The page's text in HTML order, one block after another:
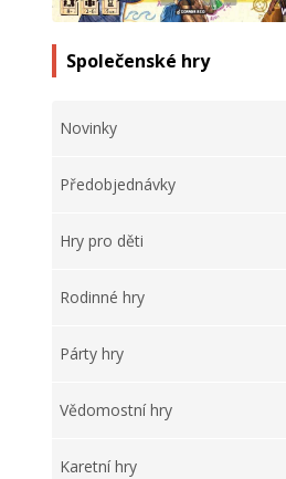
Společenské hry
Novinky
Předobjednávky
Hry pro děti
Rodinné hry
Párty hry
Vědomostní hry
Karetní hry